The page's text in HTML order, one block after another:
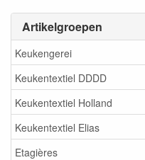
Artikelgroepen
Keukengerei
Keukentextiel DDDD
Keukentextiel Holland
Keukentextiel Elias
Etagières